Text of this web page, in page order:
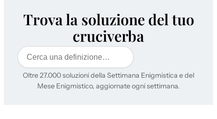
Trova la soluzione del tuo
cruciverba
Cerca
Oltre 27.000 soluzioni della Settimana Enigmistica e del
Mese Enigmistico, aggiornate ogni settimana.